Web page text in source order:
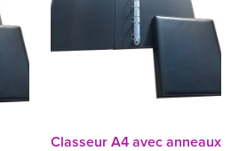
Classeur A4 avec anneaux